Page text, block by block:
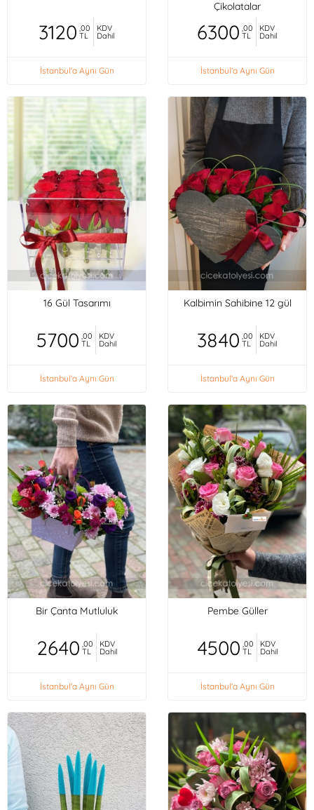
3120 ,00
TL
KDV
Dahil
İstanbul'a Aynı Gün
Çikolatalar
6300 ,00
TL
KDV
Dahil
İstanbul'a Aynı Gün
16 Gül Tasarımı
5700 ,00
TL
KDV
Dahil
İstanbul'a Aynı Gün
Kalbimin Sahibine 12 gül
3840 ,00
TL
KDV
Dahil
İstanbul'a Aynı Gün
Bir Çanta Mutluluk
2640 ,00
TL
KDV
Dahil
İstanbul'a Aynı Gün
Pembe Güller
4500 ,00
TL
KDV
Dahil
İstanbul'a Aynı Gün